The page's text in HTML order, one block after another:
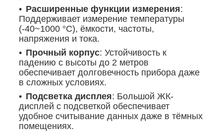
Расширенные функции измерения:
Поддерживает измерение температуры
(-40~1000 °C), ёмкости, частоты,
напряжения и тока.
Прочный корпус: Устойчивость к
падению с высоты до 2 метров
обеспечивает долговечность прибора даже
в сложных условиях.
Подсветка дисплея: Большой ЖК-
дисплей с подсветкой обеспечивает
удобное считывание данных даже в тёмных
помещениях.